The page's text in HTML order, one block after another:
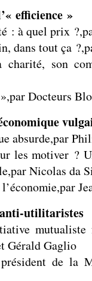
efficience »
: à quel prix
dans tout ça
son
Docteurs
absurde,par
les motiver ?
Nicolas da
utilitaristes
mutualiste
Gérald Gaglio
de la